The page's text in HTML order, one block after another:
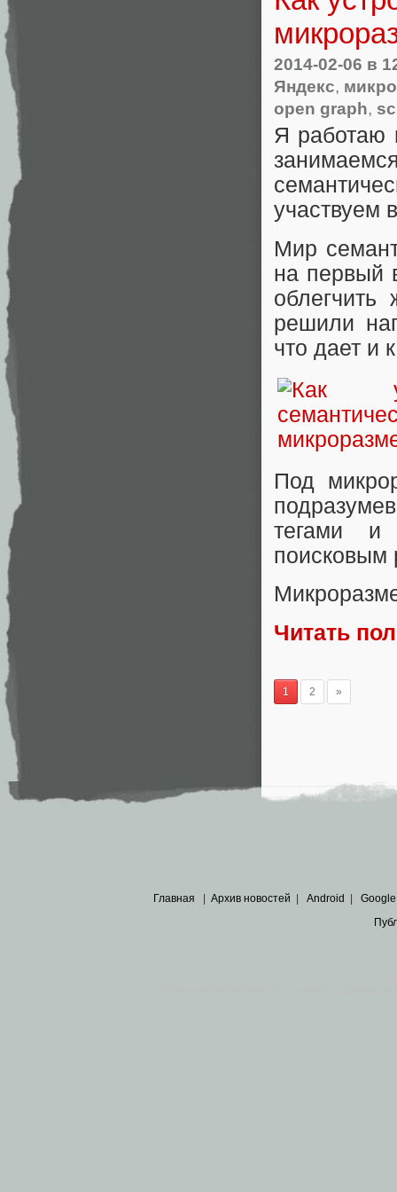
2014-02-06 в
Яндекс,
open graph,
Я работаю
участвуем
Мир
на первый
решили
что дает и
Под
тегами и
поисковым
Читать
1 2 »
Главная Архив новостей Android Google